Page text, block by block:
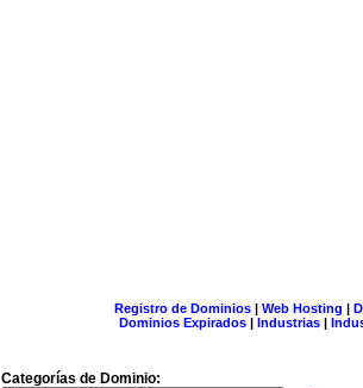
Registro de Dominios| Web Hosting |
Dominios Expirados | Industrias |
Categorías de Dominio: